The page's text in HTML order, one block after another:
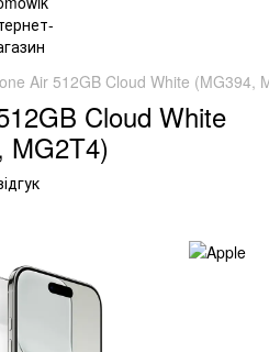
Air 512GB Cloud White (MG394,
Cloud White
MG2T4)